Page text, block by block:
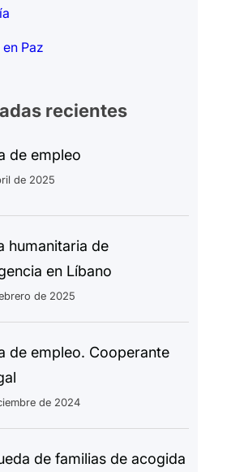
Paz
recientes
de empleo
de 2025
humanitaria de
en Líbano
de 2025
de empleo. Cooperante
de 2024
de familias de acogida